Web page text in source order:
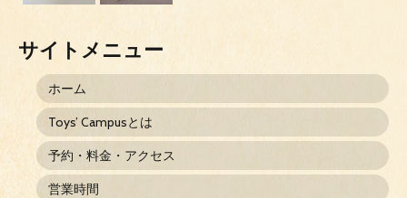
サイトメニュー
ホーム
Toys’ Campusとは
予約・料金・アクセス
営業時間